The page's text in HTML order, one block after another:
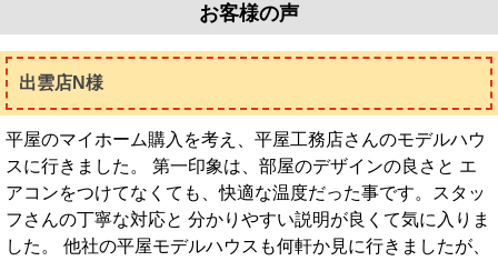
お客様の声
出雲店N様
平屋のマイホーム購入を考え、平屋工務店さんのモデルハウ
スに行きました。 第一印象は、部屋のデザインの良さと エ
アコンをつけてなくても、快適な温度だった事です。スタッ
フさんの丁寧な対応と 分かりやすい説明が良くて気に入りま
した。 他社の平屋モデルハウスも何軒か見に行きましたが、